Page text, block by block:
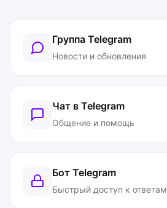
Группа Telegram
Новости и обновления
Чат в Telegram
Общение и помощь
Бот Telegram
Быстрый доступ к ответам